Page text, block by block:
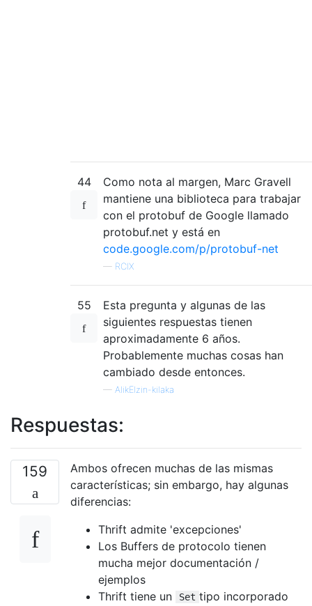
44
Como nota al margen, Marc Gravell
mantiene una biblioteca para trabajar
con el protobuf de Google llamado
protobuf.net y está en
code.google.com/p/protobuf-net
— RCIX
55
Esta pregunta y algunas de las
siguientes respuestas tienen
aproximadamente 6 años.
Probablemente muchas cosas han
cambiado desde entonces.
— AlikElzin-kilaka
Respuestas:
159
Ambos ofrecen muchas de las mismas
características; sin embargo, hay algunas
diferencias:
Thrift admite 'excepciones'
Los Buffers de protocolo tienen
mucha mejor documentación /
ejemplos
Thrift tiene un
Set tipo incorporado